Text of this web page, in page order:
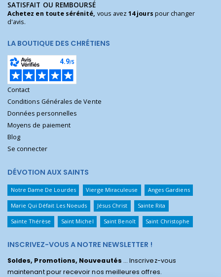
SATISFAIT OU REMBOURSÉ
Achetez en toute sérénité, vous avez14 jours pour changer
d'avis.
LA BOUTIQUE DES CHRÉTIENS
Contact
Conditions Générales de Vente
Données personnelles
Moyens de paiement
Blog
Se connecter
DÉVOTION AUX SAINTS
Notre Dame De Lourdes Vierge Miraculeuse Anges Gardiens
Marie Qui Défait Les Noeuds Jésus Christ Sainte Rita
Sainte Thérèse Saint Michel Saint Benoît Saint Christophe
INSCRIVEZ-VOUS A NOTRE NEWSLETTER !
Soldes, Promotions, Nouveautés ... Inscrivez-vous
maintenant pour recevoir nos meilleures offres.